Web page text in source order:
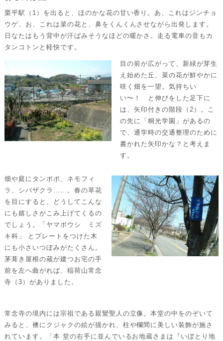
栗平駅（1）を出ると、ほのかな花の甘い香り。あ、これはジンチョ
ウゲ、お、これは菜の花と、鼻をくんくんさせながら出発します。
日なたはもう背中が汗ばみそうなほどの暖かさ。走る電車の音もカ
タンコトンと軽快です。
目の前が広がって、新緑が芽生
え始めた丘、菜の花が鮮やかに
咲く畑を一望。気持ちい
い〜！ と伸びをした足下に
は、矢印付きの階段（2）。こ
の先に「桐光学園」があるの
で、通学時の交通整理のために
書かれた矢印かな？と考えま
す。
畑や庭にタンポポ、ネモフィ
ラ、シバザクラ……。春の草花
を目にすると、どうしてこんな
にも嬉しさがこみ上げてくるの
でしょう。「ヤマボウシ ミズ
キ科」 とプレートをつけた木
にも小さいつぼみがたくさん。
茅葺き屋根の蔵が建つお宅の手
前を左へ曲がれば、稲荷山常念
寺（3）がありました。
常念寺の境内には宗祖である親鸞聖人の立像。本堂の中をのぞいて
みると、襖にクジャクの絵が描かれ、柱や欄間に美しい装飾が施さ
れています。「本 堂の右手に並んでいるお地蔵さまは『いぼとり地